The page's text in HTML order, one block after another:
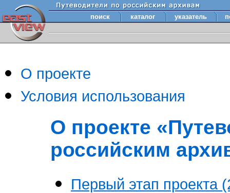
поиск каталог указатель
О проекте
Условия использования
О проекте
российским
Первый этап проекта